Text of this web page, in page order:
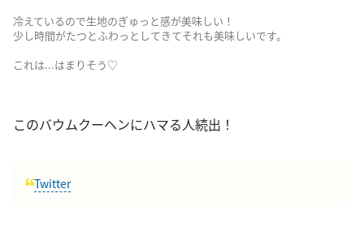
冷えているので生地のぎゅっと感が美味しい！
少し時間がたつとふわっとしてきてそれも美味しいです。
これは...はまりそう♡
このバウムクーヘンにハマる人続出！
Twitter